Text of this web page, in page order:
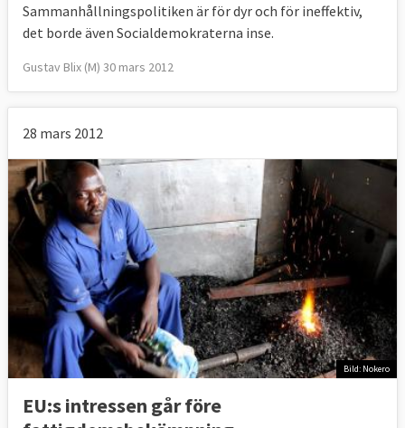
Sammanhållningspolitiken är för dyr och för ineffektiv,
det borde även Socialdemokraterna inse.
Gustav Blix (M) 30 mars 2012
28 mars 2012
Bild: Nokero
EU:s intressen går före